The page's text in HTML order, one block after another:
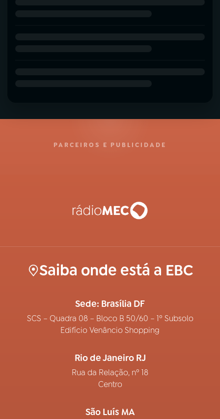
PARCEIROS E PUBLICIDADE
Saiba onde está a EBC
Sede: Brasília DF
SCS – Quadra 08 – Bloco B 50/60 – 1º Subsolo
Edifício Venâncio Shopping
Rio de Janeiro RJ
Rua da Relação, nº 18
Centro
São Luís MA